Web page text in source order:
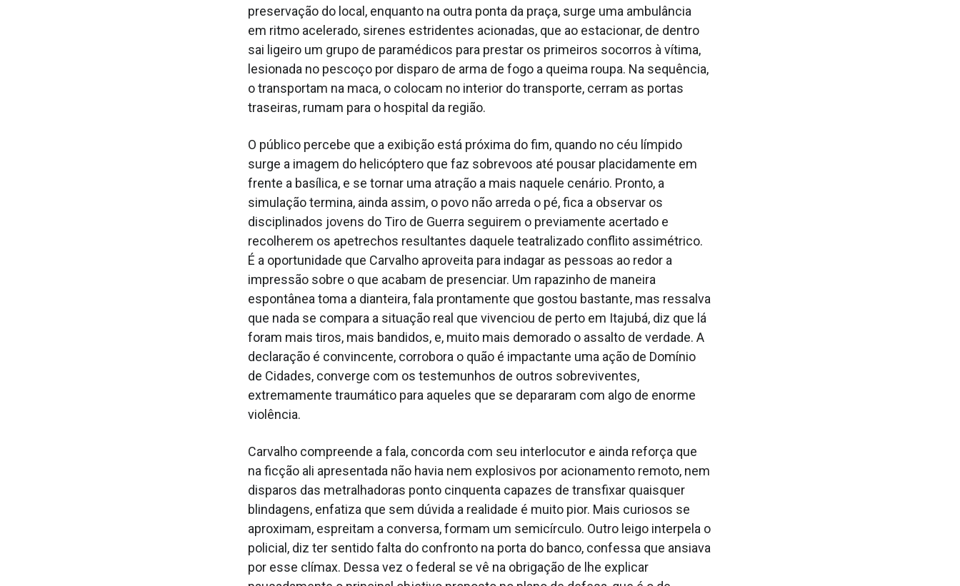
preservação do local, enquanto na outra ponta da praça, surge uma ambulância
em ritmo acelerado, sirenes estridentes acionadas, que ao estacionar, de dentro
sai ligeiro um grupo de paramédicos para prestar os primeiros socorros à vítima,
lesionada no pescoço por disparo de arma de fogo a queima roupa. Na sequência,
o transportam na maca, o colocam no interior do transporte, cerram as portas
traseiras, rumam para o hospital da região.
O público percebe que a exibição está próxima do fim, quando no céu límpido
surge a imagem do helicóptero que faz sobrevoos até pousar placidamente em
frente a basílica, e se tornar uma atração a mais naquele cenário. Pronto, a
simulação termina, ainda assim, o povo não arreda o pé, fica a observar os
disciplinados jovens do Tiro de Guerra seguirem o previamente acertado e
recolherem os apetrechos resultantes daquele teatralizado conflito assimétrico.
É a oportunidade que Carvalho aproveita para indagar as pessoas ao redor a
impressão sobre o que acabam de presenciar. Um rapazinho de maneira
espontânea toma a dianteira, fala prontamente que gostou bastante, mas ressalva
que nada se compara a situação real que vivenciou de perto em Itajubá, diz que lá
foram mais tiros, mais bandidos, e, muito mais demorado o assalto de verdade. A
declaração é convincente, corrobora o quão é impactante uma ação de Domínio
de Cidades, converge com os testemunhos de outros sobreviventes,
extremamente traumático para aqueles que se depararam com algo de enorme
violência.
Carvalho compreende a fala, concorda com seu interlocutor e ainda reforça que
na ficção ali apresentada não havia nem explosivos por acionamento remoto, nem
disparos das metralhadoras ponto cinquenta capazes de transfixar quaisquer
blindagens, enfatiza que sem dúvida a realidade é muito pior. Mais curiosos se
aproximam, espreitam a conversa, formam um semicírculo. Outro leigo interpela o
policial, diz ter sentido falta do confronto na porta do banco, confessa que ansiava
por esse clímax. Dessa vez o federal se vê na obrigação de lhe explicar